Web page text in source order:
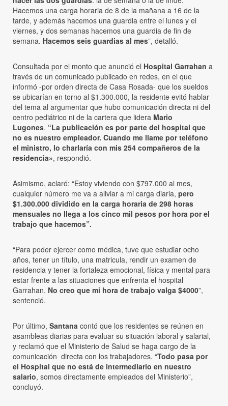
Hacemos una carga horaria de 8 de la mañana a 16 de la
tarde, y además hacemos una guardia entre el lunes y el
viernes, y dos semanas hacemos una guardia de fin de
semana. Hacemos seis guardias al mes”, detalló.
Consultada por el monto que anunció el Hospital Garrahan a
través de un comunicado publicado en redes, en el que
informó -por orden directa de Casa Rosada- que los sueldos
se ubicarían en torno al $1.300.000, la residente evitó hablar
del tema al argumentar que hubo comunicación directa ni del
centro pediátrico ni de la cartera que lidera Mario
Lugones. “La publicación es por parte del hospital que
no es nuestro empleador. Cuando me llame por teléfono
el ministro, lo charlaría con mis 254 compañeros de la
residencia», respondió.
Asimismo, aclaró: “Estoy viviendo con $797.000 al mes,
cualquier número me va a aliviar a mi carga diaria, pero
$1.300.000 dividido en la carga horaria de 298 horas
mensuales no llega a los cinco mil pesos por hora por el
trabajo que hacemos”.
“Para poder ejercer como médica, tuve que estudiar ocho
años, tener un título, una matricula, rendir un examen de
residencia y tener la fortaleza emocional, física y mental para
estar frente a las situaciones que enfrenta el hospital
Garrahan. No creo que mi hora de trabajo valga $4000”,
sentenció.
Por último, Santana contó que los residentes se reúnen en
asambleas diarias para evaluar su situación laboral y salarial,
y reclamó que el Ministerio de Salud se haga cargo de la
comunicación directa con los trabajadores. “Todo pasa por
el Hospital que no está de intermediario en nuestro
salario, somos directamente empleados del Ministerio”,
concluyó.